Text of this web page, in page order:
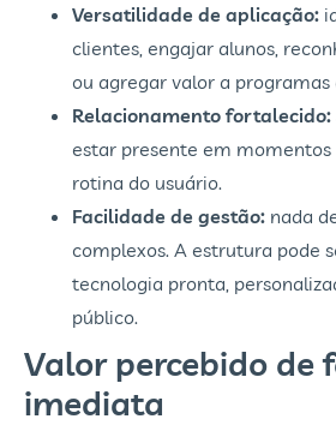
Versatilidade de aplicação:
clientes, engajar alunos,
ou agregar valor a programas
Relacionamento fortalecido:
estar presente em momentos
rotina do usuário.
Facilidade de gestão: nada
complexos. A estrutura pode
tecnologia pronta,
público.
Valor percebido de
imediata